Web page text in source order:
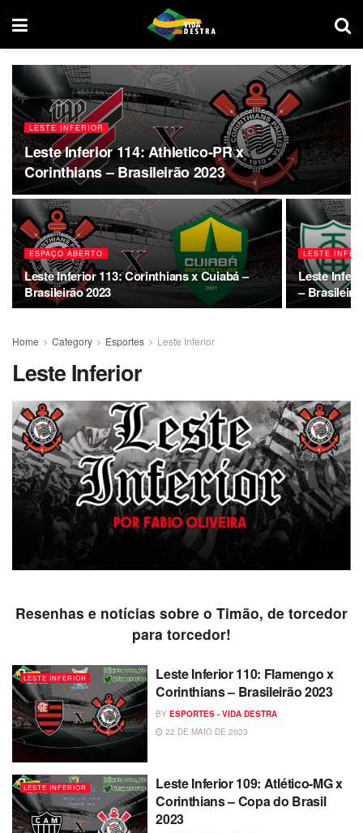
LESTE INFERIOR
Leste Inferior 114: Athletico-PR x
Corinthians – Brasileirão 2023
ESPAÇO ABERTO
Leste Inferior 113: Corinthians x Cuiabá –
Brasileirão 2023
LESTE
Leste
–
Home Category Esportes Leste Inferior
Leste Inferior
Resenhas e notícias sobre o Timão, de torcedor
para torcedor!
LESTE INFERIOR
Leste Inferior 110: Flamengo x
Corinthians – Brasileirão 2023
BY ESPORTES - VIDA DESTRA
22 DE MAIO DE 2023
LESTE INFERIOR
Leste Inferior 109: Atlético-MG x
Corinthians – Copa do Brasil
2023